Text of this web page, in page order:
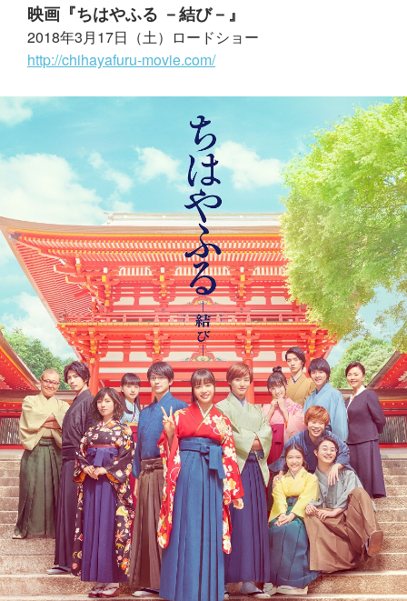
映画『ちはやふる －結び－』
2018年3月17日（土）ロードショー
http://chihayafuru-movie.com/